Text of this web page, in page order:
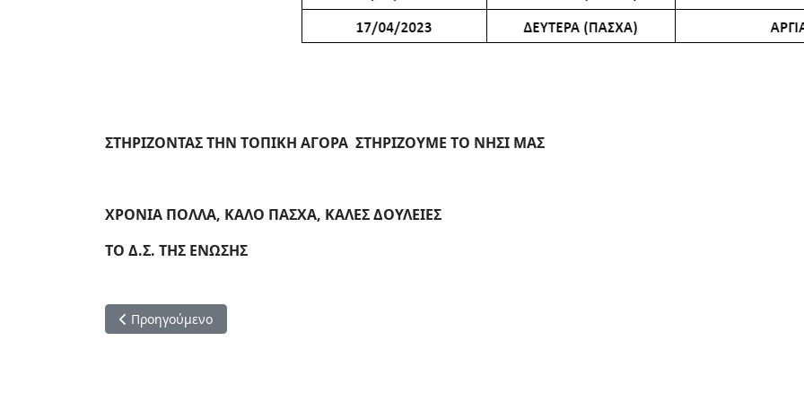
ΣΤΗΡΙΖΟΝΤΑΣ ΤΗΝ ΤΟΠΙΚΗ ΑΓΟΡΑ ΣΤΗΡΙΖΟΥΜΕ ΤΟ ΝΗΣΙ ΜΑΣ
ΧΡΟΝΙΑ ΠΟΛΛΑ, ΚΑΛΟ ΠΑΣΧΑ, ΚΑΛΕΣ ΔΟΥΛΕΙΕΣ
ΤΟ Δ.Σ. ΤΗΣ ΕΝΩΣΗΣ
Προηγούμενο άρθρο: Εορταστικό Ωράριο Χριστουγέννων-Πρωτοχρονιάς 2023-2024.
Προηγούμενο